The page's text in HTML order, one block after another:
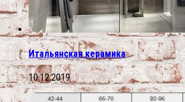
Итальянская керамика
10.12.2019